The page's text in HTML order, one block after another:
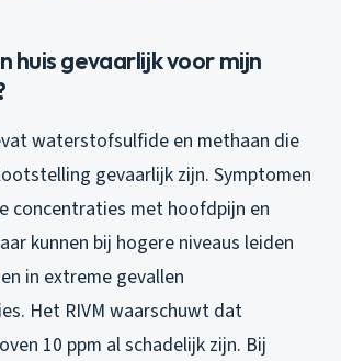
huis gevaarlijk voor mijn
waterstofsulfide en methaan die
gevaarlijk zijn. Symptomen
concentraties met hoofdpijn en
kunnen bij hogere niveaus leiden
in extreme gevallen
Het RIVM waarschuwt dat
10 ppm al schadelijk zijn. Bij